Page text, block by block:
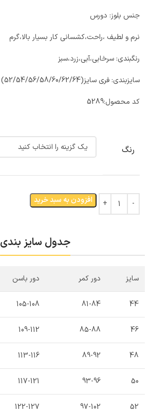
جنس بلوز: دورس
نرم و لطیف ،راحت،کشسانی کار بسیار بالا،گرم
رنگبندی: سرخابی،آبی،زرد،سبز
سایزبندی: فری سایز(52/54/56/58/60/62/64)
کد محصول:5289
رنگ
افزودن به سبد خرید
جدول سایز بندی
سایز دور کمر دور باسن
44
81-84
105-108
46
85-88
109-112
48
89-92
113-116
50
93-96
117-121
52
97-102
122-127